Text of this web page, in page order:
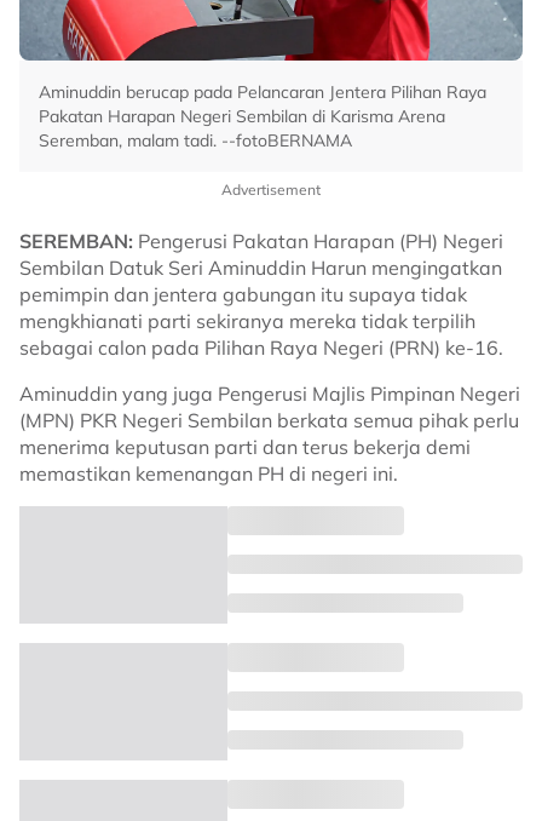
Aminuddin berucap pada Pelancaran Jentera Pilihan Raya
Pakatan Harapan Negeri Sembilan di Karisma Arena
Seremban, malam tadi. --fotoBERNAMA
Advertisement
SEREMBAN: Pengerusi Pakatan Harapan (PH) Negeri
Sembilan Datuk Seri Aminuddin Harun mengingatkan
pemimpin dan jentera gabungan itu supaya tidak
mengkhianati parti sekiranya mereka tidak terpilih
sebagai calon pada Pilihan Raya Negeri (PRN) ke-16.
Aminuddin yang juga Pengerusi Majlis Pimpinan Negeri
(MPN) PKR Negeri Sembilan berkata semua pihak perlu
menerima keputusan parti dan terus bekerja demi
memastikan kemenangan PH di negeri ini.